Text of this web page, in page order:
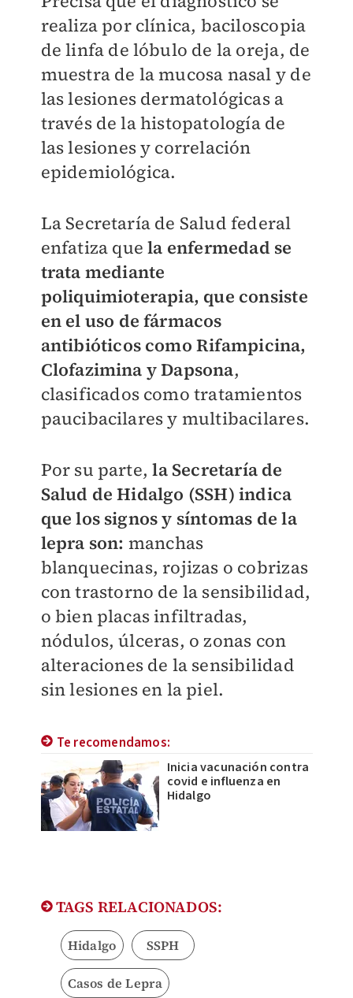
realiza por clínica, baciloscopia
de linfa de lóbulo de la oreja, de
muestra de la mucosa nasal y de
las lesiones dermatológicas a
través de la histopatología de
las lesiones y correlación
epidemiológica.
La Secretaría de Salud federal
enfatiza quela enfermedad se
trata mediante
poliquimioterapia, que consiste
en el uso de fármacos
antibióticos como Rifampicina,
Clofazimina y Dapsona,
clasificados como tratamientos
paucibacilares y multibacilares.
Por su parte,la Secretaría de
Salud de Hidalgo (SSH) indica
que los signos y síntomas de la
lepra son: manchas
blanquecinas, rojizas o cobrizas
con trastorno de la sensibilidad,
o bien placas infiltradas,
nódulos, úlceras, o zonas con
alteraciones de la sensibilidad
sin lesiones en la piel.
Te recomendamos:
Inicia vacunación contra
covid e influenza en
Hidalgo
TAGS RELACIONADOS:
Hidalgo SSPH
Casos de Lepra